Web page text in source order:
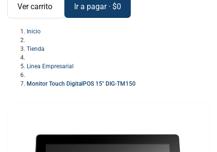
Ver carrito Ir a pagar · $0
Inicio
Tienda
Linea Empresarial
Monitor Touch DigitalPOS 15″ DIG-TM150